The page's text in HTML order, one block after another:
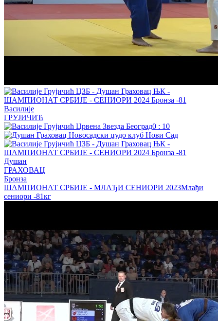
Василије
ГРУЈИЧИЋ
0 : 10
Душан
ГРАХОВАЦ
Бронза
ШАМПИОНАТ СРБИЈЕ - МЛАЂИ СЕНИОРИ 2023Млађи
сениори -81кг